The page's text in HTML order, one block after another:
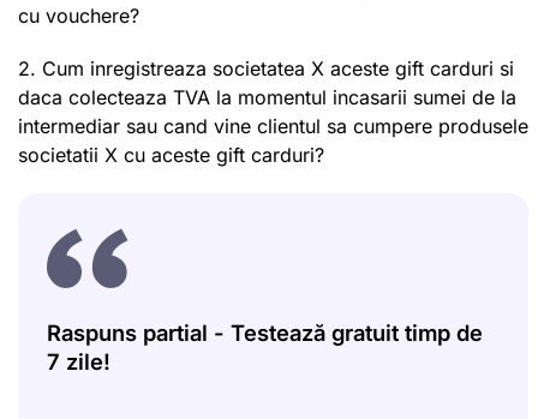
cu vouchere?
2. Cum inregistreaza societatea X aceste gift carduri si
daca colecteaza TVA la momentul incasarii sumei de la
intermediar sau cand vine clientul sa cumpere produsele
societatii X cu aceste gift carduri?
Raspuns partial - Testează gratuit timp de
7 zile!